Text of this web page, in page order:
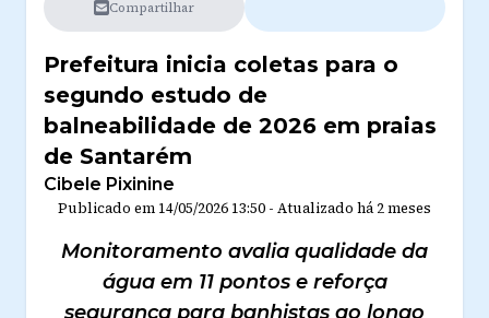
Compartilhar
Prefeitura inicia coletas para o
segundo estudo de
balneabilidade de 2026 em praias
de Santarém
Cibele Pixinine
Publicado em 14/05/2026 13:50 - Atualizado há 2 meses
Monitoramento avalia qualidade da
água em 11 pontos e reforça
segurança para banhistas ao longo